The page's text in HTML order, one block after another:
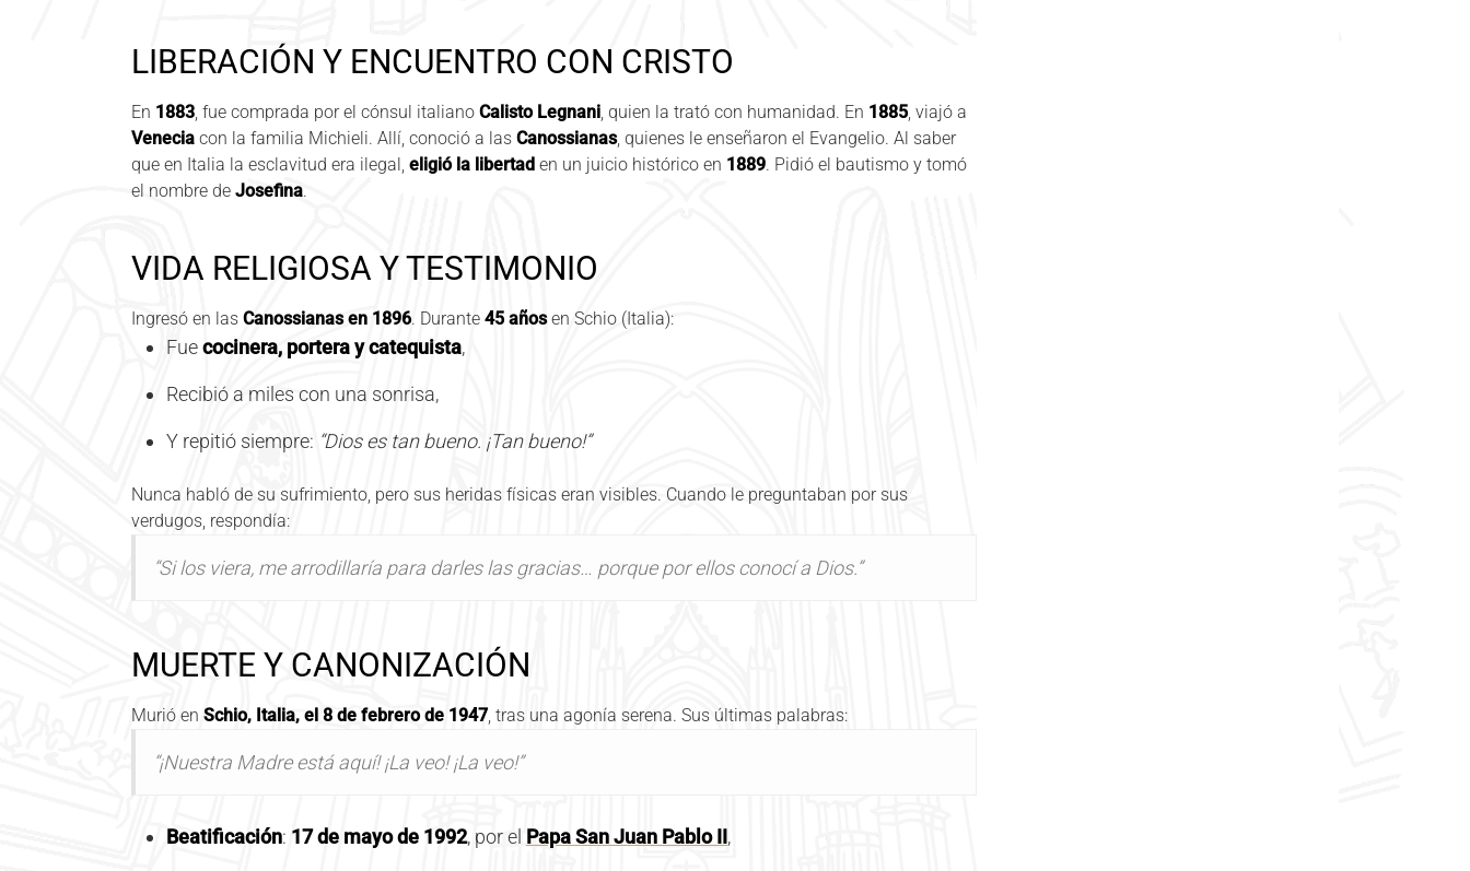
LIBERACIÓN Y ENCUENTRO CON CRISTO
En 1883, fue comprada por el cónsul italiano Calisto Legnani, quien la trató con humanidad. En 1885, viajó a
Venecia con la familia Michieli. Allí, conoció a las Canossianas, quienes le enseñaron el Evangelio. Al saber
que en Italia la esclavitud era ilegal, eligió la libertad en un juicio histórico en 1889. Pidió el bautismo y tomó
el nombre de Josefina.
VIDA RELIGIOSA Y TESTIMONIO
Ingresó en las Canossianas en 1896. Durante 45 añosen Schio (Italia):
Fuecocinera, portera y catequista,
Recibió a miles con una sonrisa,
Y repitió siempre: “Dios es tan bueno. ¡Tan bueno!”
Nunca habló de su sufrimiento, pero sus heridas físicas eran visibles. Cuando le preguntaban por sus
verdugos, respondía:
“Si los viera, me arrodillaría para darles las gracias… porque por ellos conocí a Dios.”
MUERTE Y CANONIZACIÓN
Murió en Schio, Italia, el 8 de febrero de 1947, tras una agonía serena. Sus últimas palabras:
“¡Nuestra Madre está aquí! ¡La veo! ¡La veo!”
Beatificación: 17 de mayo de 1992, por el Papa San Juan Pablo II,